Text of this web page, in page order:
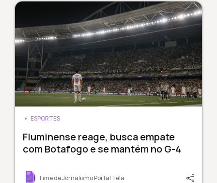
ESPORTES
Fluminense reage, busca empate
com Botafogo e se mantém no G-4
Time de Jornalismo Portal Tela